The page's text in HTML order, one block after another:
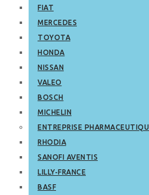
FIAT
MERCEDES
TOYOTA
HONDA
NISSAN
VALEO
BOSCH
MICHELIN
ENTREPRISE
RHODIA
SANOFI AVENTIS
LILLY-FRANCE
BASF